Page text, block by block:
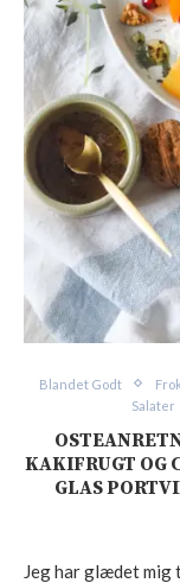
Blandet Godt
Salater
KAKIFRUGT OG
GLAS
Jeg har glædet mig